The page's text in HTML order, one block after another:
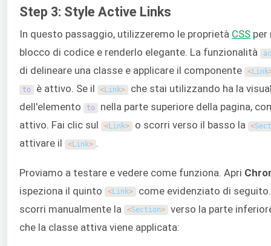
Step 3: Style Active Links
In questo passaggio, utilizzeremo le proprietà CSS per
blocco di codice e renderlo elegante. La funzionalità
di delineare una classe e applicare il componente <Link
to è attivo. Se il <Link>
che stai utilizzando ha la
dell'elemento
to nella parte superiore della pagina,
attivo. Fai clic sul
<Link> o scorri verso il basso la <
attivare il <Link> .
Proviamo a testare e vedere come funziona. Apri
ispeziona il quinto
<Link> come evidenziato di
scorri manualmente la
<Section> verso la parte
che la classe attiva viene applicata: